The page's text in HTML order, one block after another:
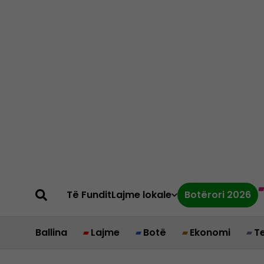
Të FunditLajme lokale Botërori 2026
Ballina Lajme Botë Ekonomi